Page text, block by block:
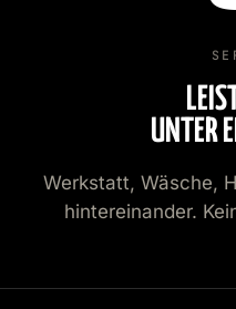
UNTER
Werkstatt, Wäsche,
hintereinander.